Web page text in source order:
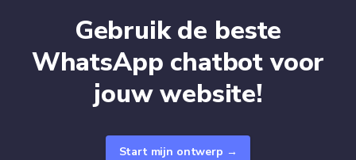
Gebruik de beste
WhatsApp chatbot voor
jouw website!
Start mijn ontwerp →